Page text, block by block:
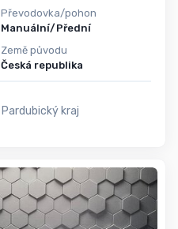
Převodovka/pohon
Manuální/Přední
Země původu
Česká republika
Pardubický kraj